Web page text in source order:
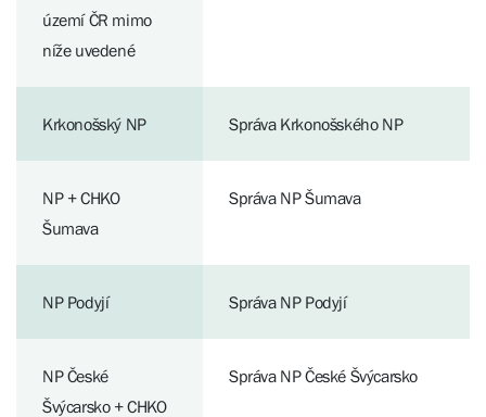
území ČR mimo
níže uvedené
Krkonošský NP Správa Krkonošského NP
NP + CHKO
Šumava
Správa NP Šumava
NP Podyjí Správa NP Podyjí
NP České
Švýcarsko + CHKO
Správa NP České Švýcarsko